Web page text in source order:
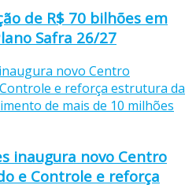
de R$ 70 bilhões em
Safra 26/27
inaugura novo Centro
e Controle e reforça